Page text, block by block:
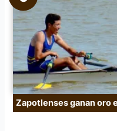
Zapotlenses ganan oro